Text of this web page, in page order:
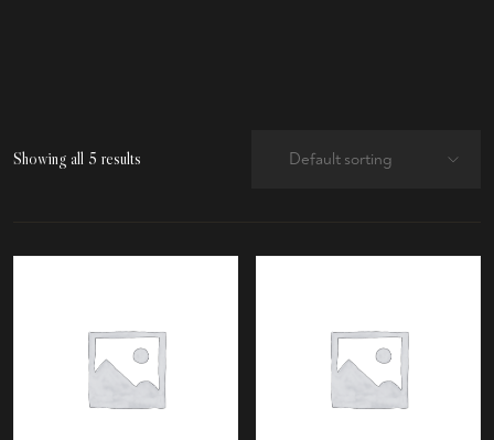
Showing all 5 results Default sorting